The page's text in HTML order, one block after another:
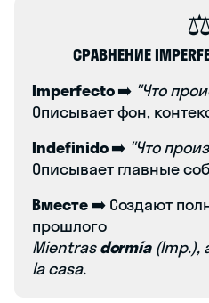
СРАВНЕНИЕ
Imperfecto➡️ "Что
Описывает фон,
Indefinido➡️ "Что
Описывает главные
Вместе➡️ Создают
прошлого
Mientrasdormía(Imp.),
la casa.